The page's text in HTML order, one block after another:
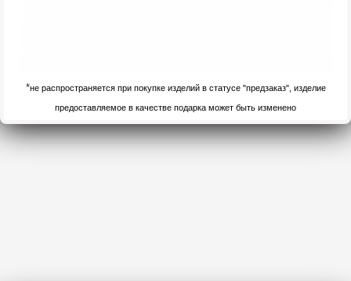
*не распространяется при покупке изделий в статусе "предзаказ", изделие
предоставляемое в качестве подарка может быть изменено